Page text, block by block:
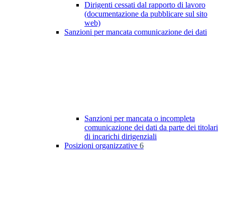
Dirigenti cessati dal rapporto di lavoro
(documentazione da pubblicare sul sito
web)
Sanzioni per mancata comunicazione dei dati
Sanzioni per mancata o incompleta
comunicazione dei dati da parte dei titolari
di incarichi dirigenziali
Posizioni organizzative 6